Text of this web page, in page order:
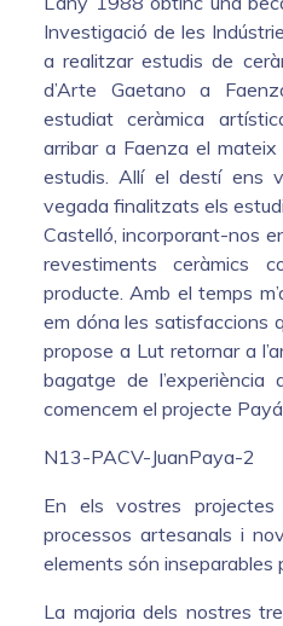
Investigació de les
a realitzar estudis de
d’Arte Gaetano a
estudiat ceràmica
arribar a Faenza el
estudis. Allí el destí ens
vegada finalitzats els
Castelló, incorporant-nos
revestiments ceràmics
producte. Amb el temps
em dóna les satisfaccions
propose a Lut retornar a
bagatge de l’experiència
comencem el projecte
N13-PACV-JuanPaya-2
En els vostres projectes
processos artesanals i
elements són inseparables
La majoria dels nostres